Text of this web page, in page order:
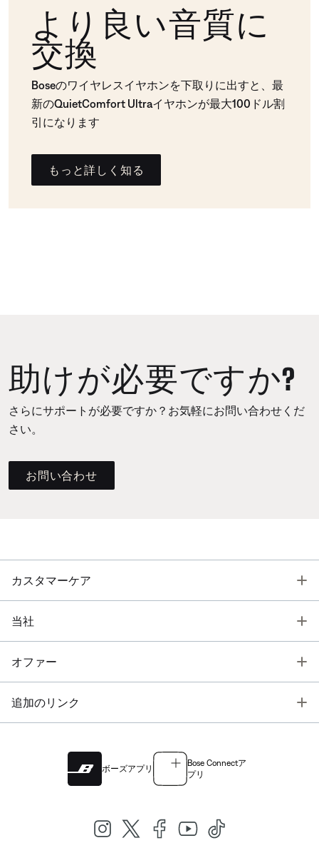
より良い音質に
交換
Boseのワイヤレスイヤホンを下取りに出すと、最
新のQuietComfort Ultraイヤホンが最大100ドル割
引になります
もっと詳しく知る
助けが必要ですか?
さらにサポートが必要ですか？お気軽にお問い合わせくだ
さい。
お問い合わせ
カスタマーケア
当社
オファー
追加のリンク
ボーズアプリ
Bose Connectア
プリ